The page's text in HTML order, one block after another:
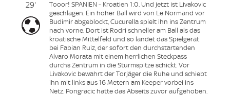
29'
Tooor! SPANIEN - Kroatien 1:0. Und jetzt ist Livakovic
geschlagen. Ein hoher Ball wird von Le Normand vor
Budimir abgeblockt, Cucurella spielt ihn ins Zentrum
nach vorne. Dort ist Rodri schneller am Ball als das
kroatische Mittelfeld und so landet das Spielgerät
bei Fabian Ruiz, der sofort den durchstartenden
Alvaro Morata mit einem herrlichen Steckpass
durchs Zentrum in die Sturmspitze schickt. Vor
Livakovic bewahrt der Torjäger die Ruhe und schiebt
ihn mit links aus 16 Metern am Keeper vorbei ins
Netz. Pongracic hatte das Abseits zuvor aufgehoben.